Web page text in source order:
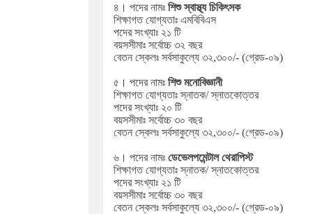
৪। পদের নামঃ শিশু স্বাস্থ্য চিকিৎসক
শিক্ষাগত যোগ্যতাঃ এমবিবিএস
পদের সংখ্যাঃ ২১ টি
বয়সসীমাঃ সর্বোচ্চ ৩২ বছর
বেতন স্কেলঃ সর্বসাকুল্যে ৩২,৩০০/- (গ্রেড-০৯)
৫। পদের নামঃ শিশু মনোবিজ্ঞানী
শিক্ষাগত যোগ্যতাঃস্নাতক/ স্নাতকোত্তর
পদের সংখ্যাঃ ২০ টি
বয়সসীমাঃ সর্বোচ্চ ৩০ বছর
বেতন স্কেলঃ সর্বসাকুল্যে ৩২,৩০০/- (গ্রেড-০৯)
৬। পদের নামঃ ডেভেলপমেন্টাল থেরাপিস্ট
শিক্ষাগত যোগ্যতাঃস্নাতক/ স্নাতকোত্তর
পদের সংখ্যাঃ ২১ টি
বয়সসীমাঃ সর্বোচ্চ ৩০ বছর
বেতন স্কেলঃ সর্বসাকুল্যে ৩২,৩০০/- (গ্রেড-০৯)